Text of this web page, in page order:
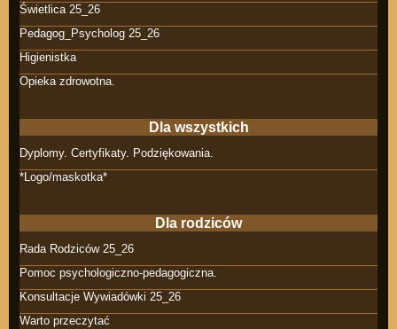
Świetlica 25_26
Pedagog_Psycholog 25_26
Higienistka
Opieka zdrowotna.
Dla wszystkich
Dyplomy. Certyfikaty. Podziękowania.
*Logo/maskotka*
Dla rodziców
Rada Rodziców 25_26
Pomoc psychologiczno-pedagogiczna.
Konsultacje Wywiadówki 25_26
Warto przeczytać